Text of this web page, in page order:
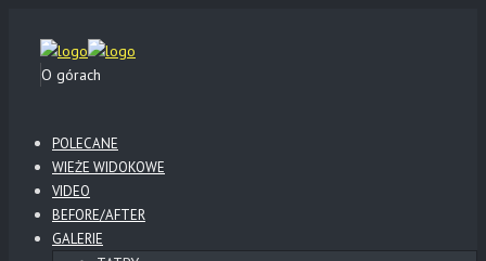
O górach
POLECANE
WIEŻE WIDOKOWE
VIDEO
BEFORE/AFTER
GALERIE